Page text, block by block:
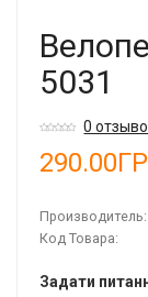
5031
0
Производитель:
Код Товара:
Задати